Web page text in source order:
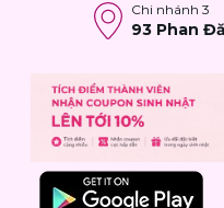
Chi nhánh 3
93 Phan